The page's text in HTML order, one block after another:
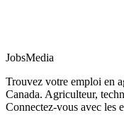
JobsMedia
Trouvez votre emploi en
Canada. Agriculteur,
Connectez-vous avec les